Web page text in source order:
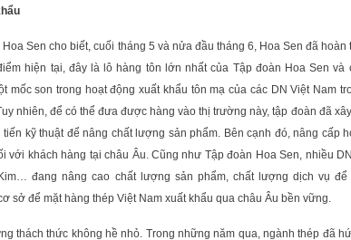
Sen cho biết, cuối tháng 5 và nửa đầu tháng 6, Hoa Sen đã hoàn
hiện tại, đây là lô hàng tôn lớn nhất của Tập đoàn Hoa Sen và
mốc son trong hoạt động xuất khẩu tôn mạ của các DN Việt Nam
nhiên, để có thể đưa được hàng vào thị trường này, tập đoàn đã
kỹ thuật để nâng chất lượng sản phẩm. Bên cạnh đó, nâng cấp
với khách hàng tại châu Âu. Cũng như Tập đoàn Hoa Sen, nhiều
đang nâng cao chất lượng sản phẩm, chất lượng dịch vụ
sở để mặt hàng thép Việt Nam xuất khẩu qua châu Âu bền vững.
thách thức không hề nhỏ. Trong những năm qua, ngành thép đã